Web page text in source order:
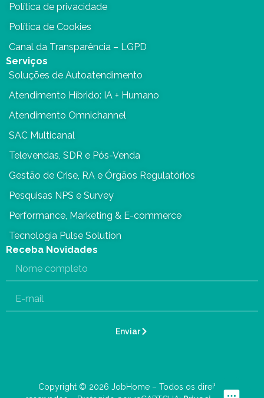
Política de privacidade
Política de Cookies
Canal da Transparência – LGPD
Serviços
Soluções de Autoatendimento
Atendimento Híbrido: IA + Humano
Atendimento Omnichannel
SAC Multicanal
Televendas, SDR e Pós-Venda
Gestão de Crise, RA e Órgãos Regulatórios
Pesquisas NPS e Survey
Performance, Marketing & E-commerce
Tecnologia Pulse Solution
Receba Novidades
Enviar
Copyright © 2026 JobHome – Todos os direitos